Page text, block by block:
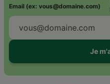
Email (ex: vous@domaine.com)
Je